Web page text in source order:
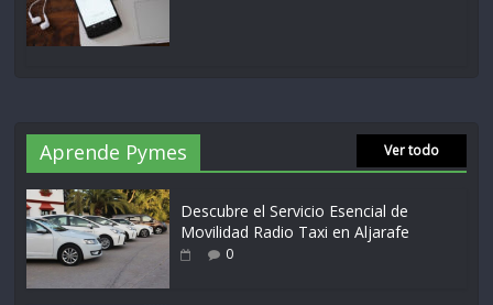
Aprende Pymes Ver todo
Descubre el Servicio Esencial de
Movilidad Radio Taxi en Aljarafe
0